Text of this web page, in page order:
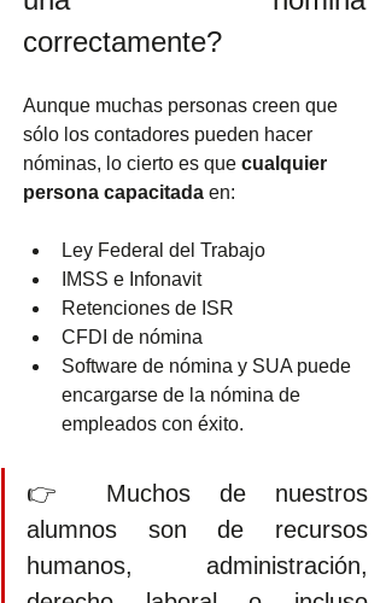
correctamente?
Aunque muchas personas creen que
sólo los contadores pueden hacer
nóminas, lo cierto es que cualquier
persona capacitada en:
Ley Federal del Trabajo
IMSS e Infonavit
Retenciones de ISR
CFDI de nómina
Software de nómina y SUA puede
encargarse de la nómina de
empleados con éxito.
👉 Muchos de nuestros
alumnos son de recursos
humanos, administración,